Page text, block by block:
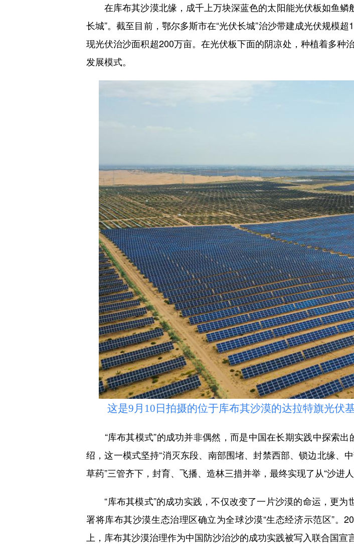
在库布其沙漠北缘，成千上万块深蓝色的太阳能光伏板如鱼鳞
长城”。截至目前，鄂尔多斯市在“光伏长城”治沙带建成光伏规模
现光伏治沙面积超200万亩。在光伏板下面的阴凉处，种植着多种
发展模式。
这是9月10日拍摄的位于库布其沙漠的达拉特旗光伏
“库布其模式”的成功并非偶然，而是中国在长期实践中探索出
绍，这一模式坚持“消灭东段、南部围堵、封禁西部、锁边北缘、
草药”三管齐下，封育、飞播、造林三措并举，最终实现了从“沙进人
“库布其模式”的成功实践，不仅改变了一片沙漠的命运，更为
署将库布其沙漠生态治理区确立为全球沙漠“生态经济示范区”。
上，库布其沙漠治理作为中国防沙治沙的成功实践被写入联合国宣